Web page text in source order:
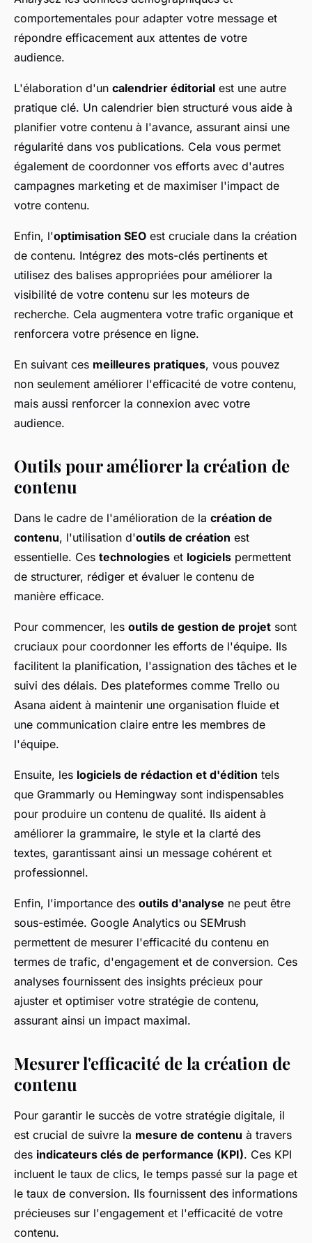
comportementales pour adapter votre message et
répondre efficacement aux attentes de votre
audience.
L'élaboration d'un calendrier éditorial est une autre
pratique clé. Un calendrier bien structuré vous aide à
planifier votre contenu à l'avance, assurant ainsi une
régularité dans vos publications. Cela vous permet
également de coordonner vos efforts avec d'autres
campagnes marketing et de maximiser l'impact de
votre contenu.
Enfin, l'optimisation SEO est cruciale dans la création
de contenu. Intégrez des mots-clés pertinents et
utilisez des balises appropriées pour améliorer la
visibilité de votre contenu sur les moteurs de
recherche. Cela augmentera votre trafic organique et
renforcera votre présence en ligne.
En suivant ces meilleures pratiques, vous pouvez
non seulement améliorer l'efficacité de votre contenu,
mais aussi renforcer la connexion avec votre
audience.
Outils pour améliorer la création de
contenu
Dans le cadre de l'amélioration de la création de
contenu, l'utilisation d'outils de création est
essentielle. Ces technologies et logiciels permettent
de structurer, rédiger et évaluer le contenu de
manière efficace.
Pour commencer, les outils de gestion de projet sont
cruciaux pour coordonner les efforts de l'équipe. Ils
facilitent la planification, l'assignation des tâches et le
suivi des délais. Des plateformes comme Trello ou
Asana aident à maintenir une organisation fluide et
une communication claire entre les membres de
l'équipe.
Ensuite, les logiciels de rédaction et d'édition tels
que Grammarly ou Hemingway sont indispensables
pour produire un contenu de qualité. Ils aident à
améliorer la grammaire, le style et la clarté des
textes, garantissant ainsi un message cohérent et
professionnel.
Enfin, l'importance des outils d'analyse ne peut être
sous-estimée. Google Analytics ou SEMrush
permettent de mesurer l'efficacité du contenu en
termes de trafic, d'engagement et de conversion. Ces
analyses fournissent des insights précieux pour
ajuster et optimiser votre stratégie de contenu,
assurant ainsi un impact maximal.
Mesurer l'efficacité de la création de
contenu
Pour garantir le succès de votre stratégie digitale, il
est crucial de suivre la mesure de contenu à travers
des indicateurs clés de performance (KPI). Ces KPI
incluent le taux de clics, le temps passé sur la page et
le taux de conversion. Ils fournissent des informations
précieuses sur l'engagement et l'efficacité de votre
contenu.